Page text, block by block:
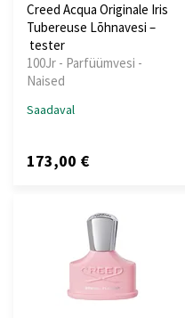
Creed Acqua Originale Iris
Tubereuse Lõhnavesi –
tester
100Jr - Parfüümvesi -
Naised
Saadaval
173,00 €